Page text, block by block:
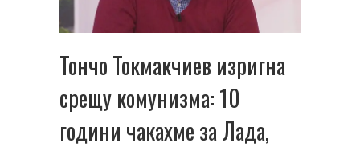
Тончо Токмакчиев изригна
срещу комунизма: 10
години чакахме за Лада,